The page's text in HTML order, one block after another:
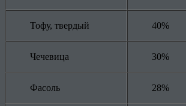
Тофу, твердый 40%
Чечевица 30%
Фасоль 28%